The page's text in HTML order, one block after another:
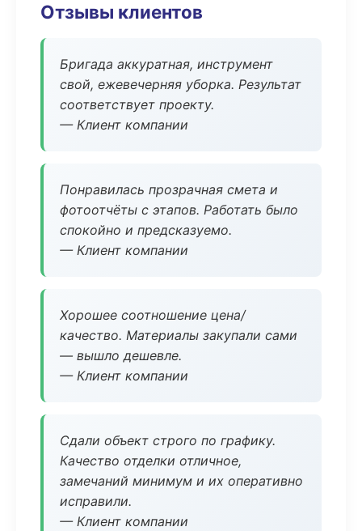
Отзывы клиентов
Бригада аккуратная, инструмент
свой, ежевечерняя уборка. Результат
соответствует проекту.
— Клиент компании
Понравилась прозрачная смета и
фотоотчёты с этапов. Работать было
спокойно и предсказуемо.
— Клиент компании
Хорошее соотношение цена/
качество. Материалы закупали сами
— вышло дешевле.
— Клиент компании
Сдали объект строго по графику.
Качество отделки отличное,
замечаний минимум и их оперативно
исправили.
— Клиент компании